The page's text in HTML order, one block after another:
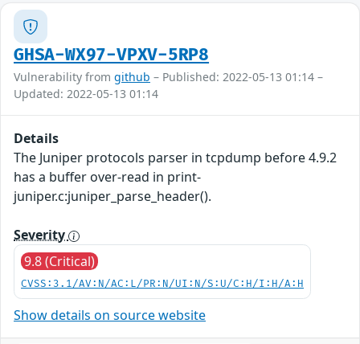
GHSA-WX97-VPXV-5RP8
Vulnerability from github – Published: 2022-05-13 01:14 –
Updated: 2022-05-13 01:14
Details
The Juniper protocols parser in tcpdump before 4.9.2
has a buffer over-read in print-
juniper.c:juniper_parse_header().
Severity
9.8 (Critical)
CVSS:3.1/AV:N/AC:L/PR:N/UI:N/S:U/C:H/I:H/A:H
Show details on source website